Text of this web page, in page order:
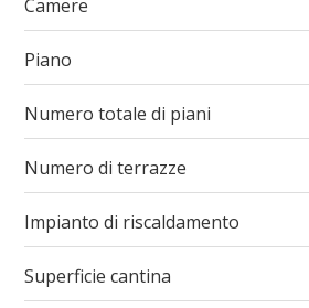
Camere
Piano
Numero totale di piani
Numero di terrazze
Impianto di riscaldamento
Superficie cantina